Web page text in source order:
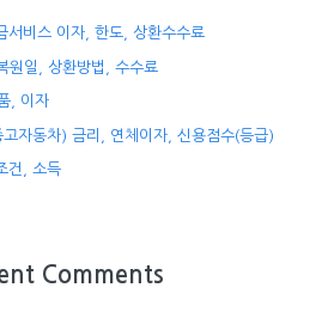
서비스 이자, 한도, 상환수수료
원일, 상환방법, 수수료
, 이자
자동차) 금리, 연체이자, 신용점수(등급)
건, 소득
Comments